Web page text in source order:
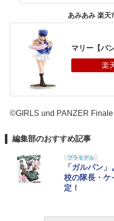
あみあみ 楽天
マリー【パ
©GIRLS und PANZER
編集部のおすすめ記事
プラモデル
「ガルパン
校の隊長・ケ
定！